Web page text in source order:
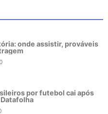
onde assistir, prováveis
por futebol cai após